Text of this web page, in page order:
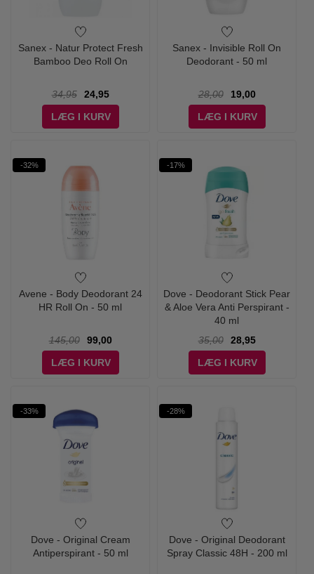
Sanex - Natur Protect Fresh
Bamboo Deo Roll On
34,95
24,95
LÆG I KURV
Sanex - Invisible Roll On
Deodorant - 50 ml
28,00
19,00
LÆG I KURV
-32%
Avene - Body Deodorant 24
HR Roll On - 50 ml
145,00
99,00
LÆG I KURV
-17%
Dove - Deodorant Stick Pear
& Aloe Vera Anti Perspirant -
40 ml
35,00
28,95
LÆG I KURV
-33%
Dove - Original Cream
Antiperspirant - 50 ml
-28%
Dove - Original Deodorant
Spray Classic 48H - 200 ml